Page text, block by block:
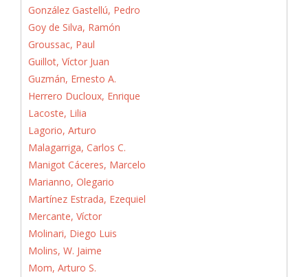
González Gastellú, Pedro
Goy de Silva, Ramón
Groussac, Paul
Guillot, Víctor Juan
Guzmán, Ernesto A.
Herrero Ducloux, Enrique
Lacoste, Lilia
Lagorio, Arturo
Malagarriga, Carlos C.
Manigot Cáceres, Marcelo
Marianno, Olegario
Martínez Estrada, Ezequiel
Mercante, Víctor
Molinari, Diego Luis
Molins, W. Jaime
Mom, Arturo S.